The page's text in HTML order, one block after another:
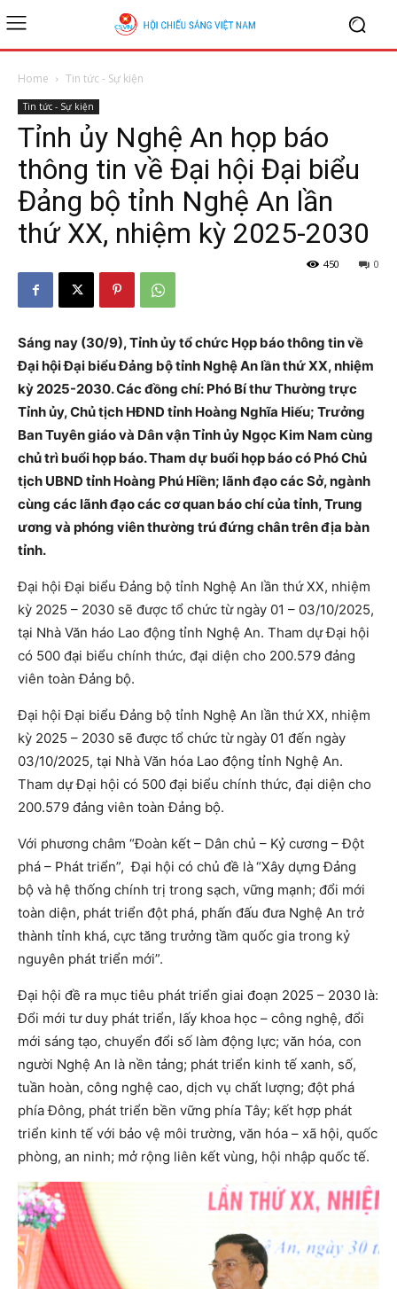
Home Tin tức - Sự kiện
Tin tức - Sự kiện
Tỉnh ủy Nghệ An họp báo
thông tin về Đại hội Đại biểu
Đảng bộ tỉnh Nghệ An lần
thứ XX, nhiệm kỳ 2025-2030
0
450
Sáng nay (30/9), Tỉnh ủy tổ chức Họp báo thông tin về
Đại hội Đại biểu Đảng bộ tỉnh Nghệ An lần thứ XX, nhiệm
kỳ 2025-2030. Các đồng chí: Phó Bí thư Thường trực
Tỉnh ủy, Chủ tịch HĐND tỉnh Hoàng Nghĩa Hiếu; Trưởng
Ban Tuyên giáo và Dân vận Tỉnh ủy Ngọc Kim Nam cùng
chủ trì buổi họp báo. Tham dự buổi họp báo có Phó Chủ
tịch UBND tỉnh Hoàng Phú Hiền; lãnh đạo các Sở, ngành
cùng các lãnh đạo các cơ quan báo chí của tỉnh, Trung
ương và phóng viên thường trú đứng chân trên địa bàn
tỉnh.
Đại hội Đại biểu Đảng bộ tỉnh Nghệ An lần thứ XX, nhiệm
kỳ 2025 – 2030 sẽ được tổ chức từ ngày 01 – 03/10/2025,
tại Nhà Văn háo Lao động tỉnh Nghệ An. Tham dự Đại hội
có 500 đại biểu chính thức, đại diện cho 200.579 đảng
viên toàn Đảng bộ.
Đại hội Đại biểu Đảng bộ tỉnh Nghệ An lần thứ XX, nhiệm
kỳ 2025 – 2030 sẽ được tổ chức từ ngày 01 đến ngày
03/10/2025, tại Nhà Văn hóa Lao động tỉnh Nghệ An.
Tham dự Đại hội có 500 đại biểu chính thức, đại diện cho
200.579 đảng viên toàn Đảng bộ.
Với phương châm “Đoàn kết – Dân chủ – Kỷ cương – Đột
phá – Phát triển”, Đại hội có chủ đề là“Xây dựng Đảng
bộ và hệ thống chính trị trong sạch, vững mạnh; đổi mới
toàn diện, phát triển đột phá, phấn đấu đưa Nghệ An trở
thành tỉnh khá, cực tăng trưởng tầm quốc gia trong kỷ
nguyên phát triển mới”.
Đại hội đề ra mục tiêu phát triển giai đoạn 2025 – 2030 là:
Đổi mới tư duy phát triển, lấy khoa học – công nghệ, đổi
mới sáng tạo, chuyển đổi số làm động lực; văn hóa, con
người Nghệ An là nền tảng; phát triển kinh tế xanh, số,
tuần hoàn, công nghệ cao, dịch vụ chất lượng; đột phá
phía Đông, phát triển bền vững phía Tây; kết hợp phát
triển kinh tế với bảo vệ môi trường, văn hóa – xã hội, quốc
phòng, an ninh; mở rộng liên kết vùng, hội nhập quốc tế.